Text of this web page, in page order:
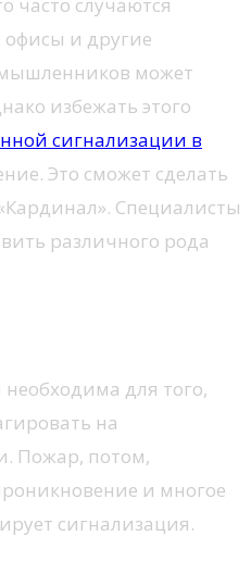
часто случаются
и другие
может
избежать этого
сигнализации в
Это сможет сделать
Специалисты
различного рода
для того,
на
Пожар, потом,
и многое
сигнализация.